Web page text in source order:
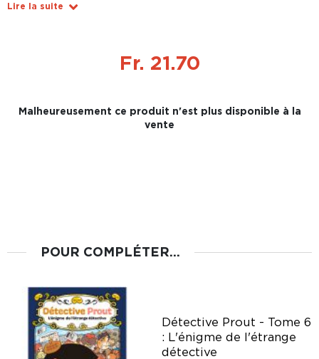
Lire la suite
Fr. 21.70
Malheureusement ce produit n'est plus disponible à la
vente
POUR COMPLÉTER...
Détective Prout - Tome 6
: L'énigme de l'étrange
détective